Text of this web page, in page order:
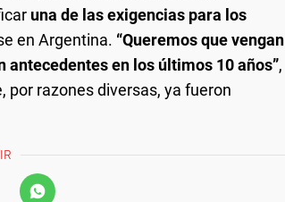
una de las exigencias para los
en Argentina. “Queremos que vengan
en los últimos 10 años”,
por razones diversas, ya fueron